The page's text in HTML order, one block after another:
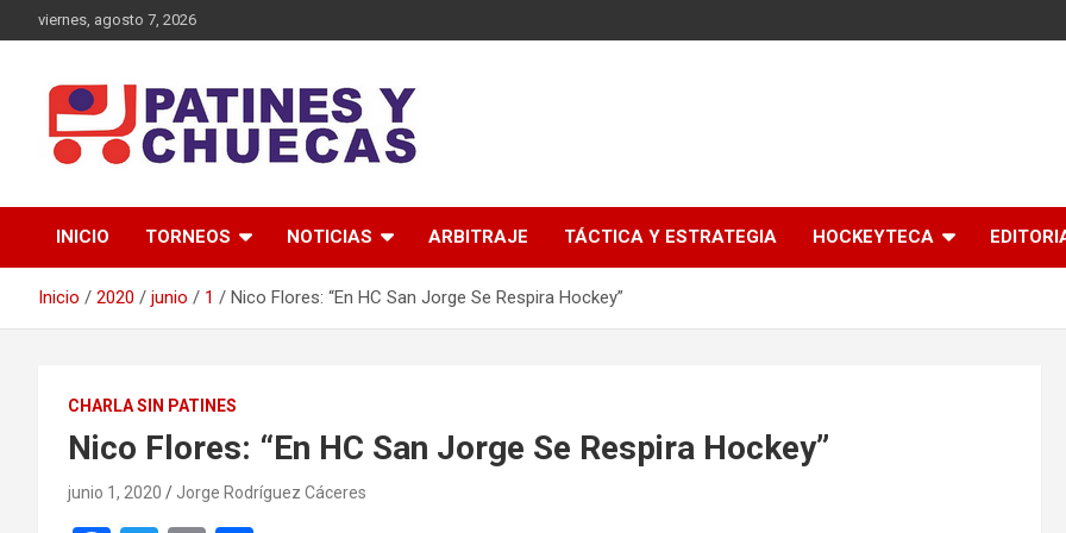
al
viernes, agosto 7, 2026
Patines y Chuecas
INICIO TORNEOS NOTICIAS ARBITRAJE TÁCTICA Y ESTRATEGIA HOCKEYTECA
Inicio 2020 junio 1 Nico Flores: “En HC San Jorge Se Respira Hockey”
CHARLA SIN PATINES
Nico Flores: “En HC San Jorge Se Respira Hockey”
junio 1, 2020 Jorge Rodríguez Cáceres